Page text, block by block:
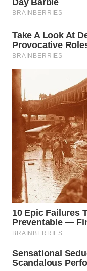
WN
WN
SUMEDANG
CIANJUR
WN
KEPULAUAN
SERIBU
WN
TANGERANG
WN
BINJAI
WN
CIREBON